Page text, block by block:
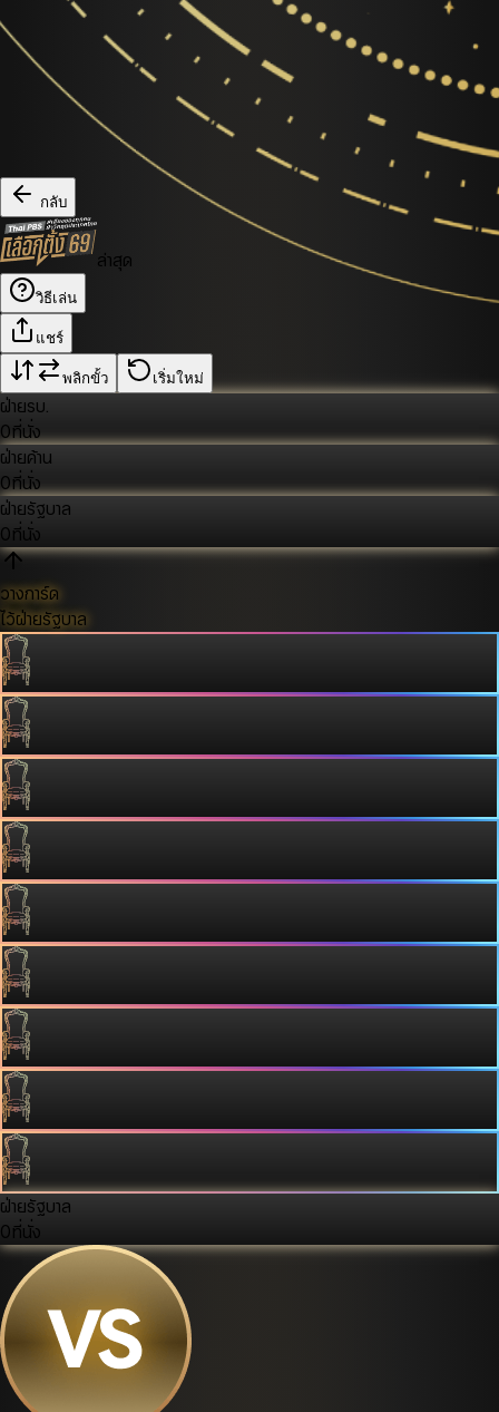
กลับ
ล่าสุด
วิธีเล่น
แชร์
พลิกขั้ว เริ่มใหม่
ฝ่ายรบ.
0ที่นั่ง
ฝ่ายค้าน
0ที่นั่ง
ฝ่ายรัฐบาล
0ที่นั่ง
วางการ์ด
ไว้ฝ่ายรัฐบาล
ฝ่ายรัฐบาล
0ที่นั่ง